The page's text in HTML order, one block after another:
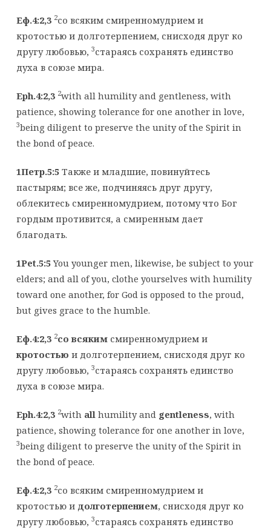
Еф.4:2,3 2со всяким смиренномудрием и
кротостью и долготерпением, снисходя друг ко
другу любовью, 3стараясь сохранять единство
духа в союзе мира.
Eph.4:2,3 2with all humility and gentleness, with
patience, showing tolerance for one another in love,
3being diligent to preserve the unity of the Spirit in
the bond of peace.
1Петр.5:5Также и младшие, повинуйтесь
пастырям; все же, подчиняясь друг другу,
облекитесь смиренномудрием, потому что Бог
гордым противится, а смиренным дает
благодать.
1Pet.5:5You younger men, likewise, be subject to your
elders; and all of you, clothe yourselves with humility
toward one another, for God is opposed to the proud,
but gives grace to the humble.
Еф.4:2,3 2со всяким смиренномудрием и
кротостью и долготерпением, снисходя друг ко
другу любовью, 3стараясь сохранять единство
духа в союзе мира.
Eph.4:2,3 2with all humility and gentleness, with
patience, showing tolerance for one another in love,
3being diligent to preserve the unity of the Spirit in
the bond of peace.
Еф.4:2,3 2со всяким смиренномудрием и
кротостью и долготерпением, снисходя друг ко
другу любовью, 3стараясь сохранять единство